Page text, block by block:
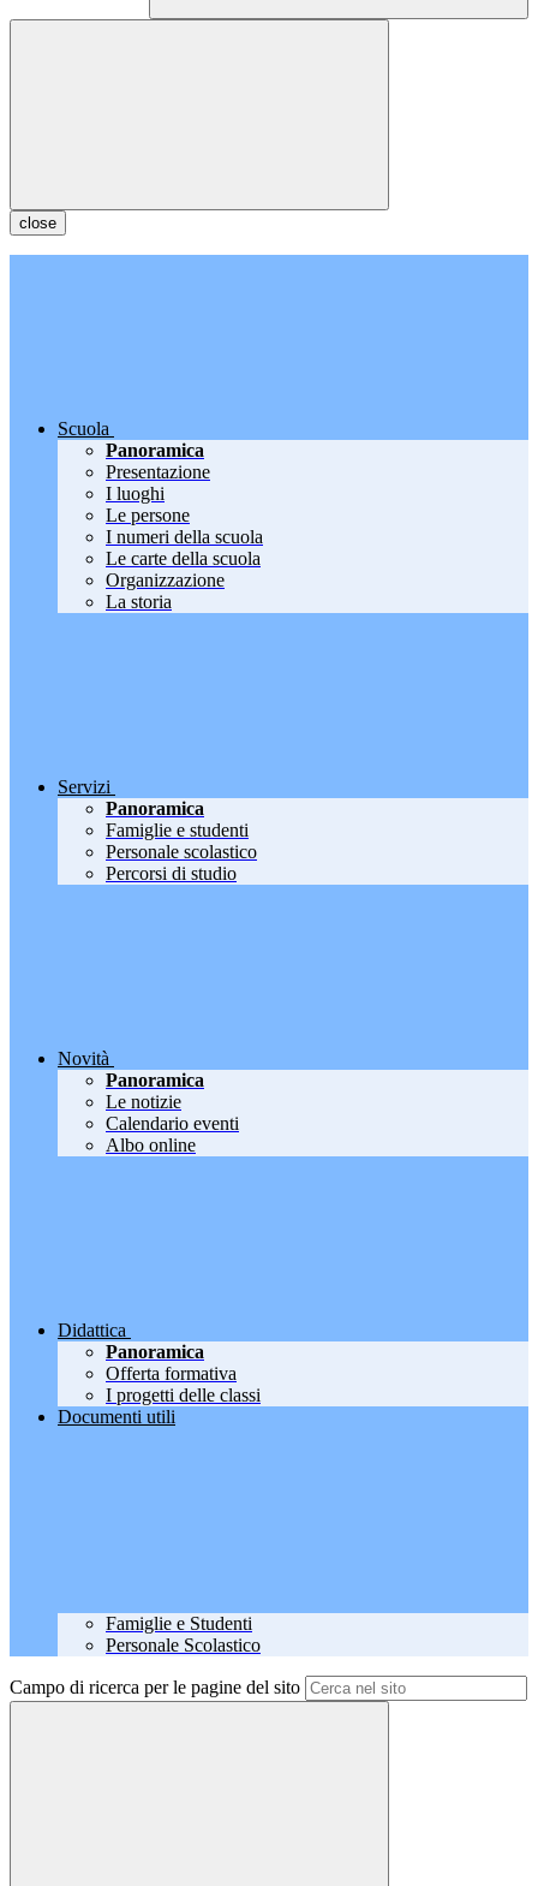
close
Scuola
Panoramica
Presentazione
I luoghi
Le persone
I numeri della scuola
Le carte della scuola
Organizzazione
La storia
Servizi
Panoramica
Famiglie e studenti
Personale scolastico
Percorsi di studio
Novità
Panoramica
Le notizie
Calendario eventi
Albo online
Didattica
Panoramica
Offerta formativa
I progetti delle classi
Documenti utili
Famiglie e Studenti
Personale Scolastico
Campo di ricerca per le pagine del sito